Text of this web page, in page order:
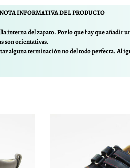
NOTA INFORMATIVA DEL PRODUCTO
del zapato. Por lo que hay que añadir
son orientativas.
alguna terminación no del todo perfecta. Al